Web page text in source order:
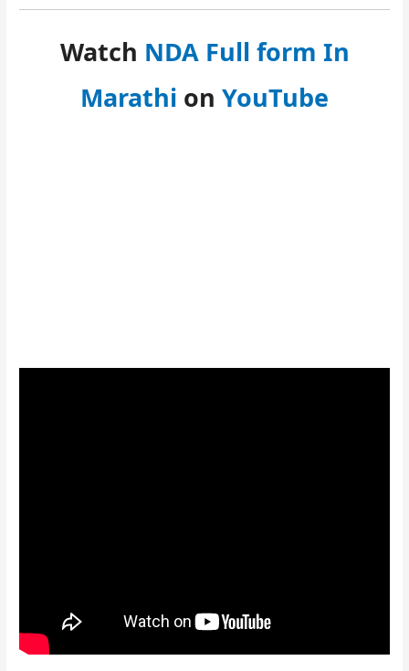
Watch NDA Full form In
Marathi on YouTube